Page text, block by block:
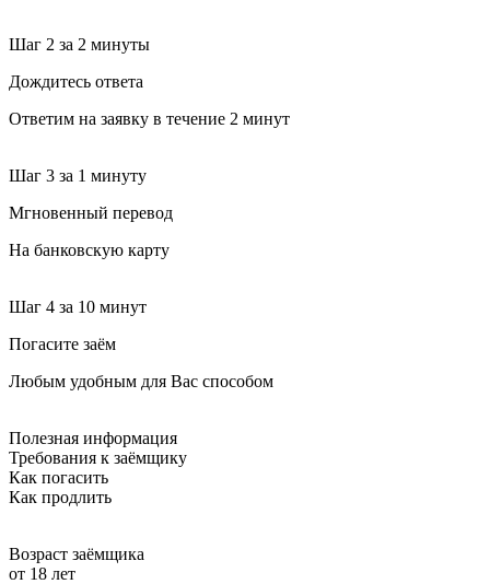
Шаг 2 за 2 минуты
Дождитесь ответа
Ответим на заявку в течение 2 минут
Шаг 3 за 1 минуту
Мгновенный перевод
На банковскую карту
Шаг 4 за 10 минут
Погасите заём
Любым удобным для Вас способом
Полезная информация
Требования к заёмщику
Как погасить
Как продлить
Возраст заёмщика
от 18 лет